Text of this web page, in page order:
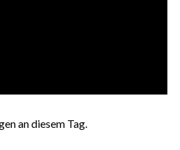
an diesem Tag.